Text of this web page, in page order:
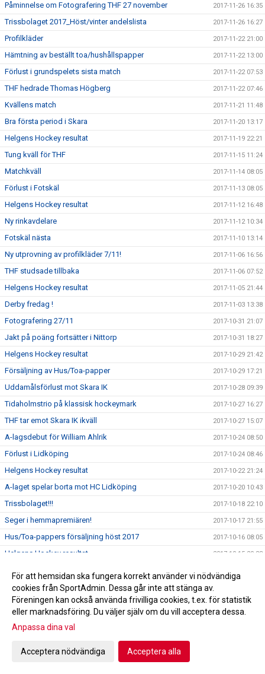
Påminnelse om Fotografering THF 27 november 2017-11-26 16:35
Trissbolaget 2017_Höst/vinter andelslista 2017-11-26 16:27
Profilkläder 2017-11-22 21:00
Hämtning av beställt toa/hushållspapper 2017-11-22 13:00
Förlust i grundspelets sista match 2017-11-22 07:53
THF hedrade Thomas Högberg 2017-11-22 07:46
Kvällens match 2017-11-21 11:48
Bra första period i Skara 2017-11-20 13:17
Helgens Hockey resultat 2017-11-19 22:21
Tung kväll för THF 2017-11-15 11:24
Matchkväll 2017-11-14 08:05
Förlust i Fotskäl 2017-11-13 08:05
Helgens Hockey resultat 2017-11-12 16:48
Ny rinkavdelare 2017-11-12 10:34
Fotskäl nästa 2017-11-10 13:14
Ny utprovning av profilkläder 7/11! 2017-11-06 16:56
THF studsade tillbaka 2017-11-06 07:52
Helgens Hockey resultat 2017-11-05 21:44
Derby fredag ! 2017-11-03 13:38
Fotografering 27/11 2017-10-31 21:07
Jakt på poäng fortsätter i Nittorp 2017-10-31 18:27
Helgens Hockey resultat 2017-10-29 21:42
Försäljning av Hus/Toa-papper 2017-10-29 17:21
Uddamålsförlust mot Skara IK 2017-10-28 09:39
Tidaholmstrio på klassisk hockeymark 2017-10-27 16:27
THF tar emot Skara IK ikväll 2017-10-27 15:07
A-lagsdebut för William Ahlrik 2017-10-24 08:50
Förlust i Lidköping 2017-10-24 08:46
Helgens Hockey resultat 2017-10-22 21:24
A-laget spelar borta mot HC Lidköping 2017-10-20 10:43
Trissbolaget!!! 2017-10-18 22:10
Seger i hemmapremiären! 2017-10-17 21:55
Hus/Toa-pappers försäljning höst 2017 2017-10-16 08:05
Helgens Hockey resultat 2017-10-15 20:33
Kiosktider
Bilder kick-off! 2017-09-03 19:58
Dags igen för Kick-Off!
För att hemsidan ska fungera korrekt använder vi nödvändiga
cookies från SportAdmin. Dessa går inte att stänga av.
Föreningen kan också använda frivilliga cookies, t.ex. för statistik
eller marknadsföring. Du väljer själv om du vill acceptera dessa.
Anpassa dina val
Acceptera nödvändiga Acceptera alla